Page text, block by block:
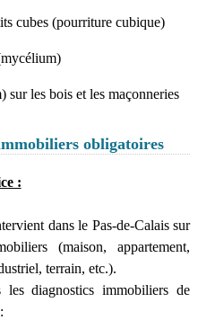
cubes (pourriture cubique)
sur les bois et les maçonneries
obligatoires
:
dans le Pas-de-Calais sur
(maison, appartement,
terrain, etc.).
les diagnostics immobiliers de